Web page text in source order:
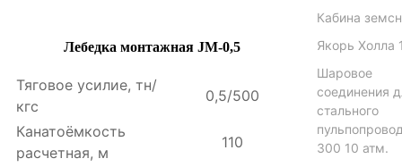
Лебедка монтажная JM-0,5
Тяговое усилие, тн/
кгс
0,5/500
Канатоёмкость
расчетная, м
110
Кабина
Якорь Холла
Шаровое
соединения
стального
300 10 атм.